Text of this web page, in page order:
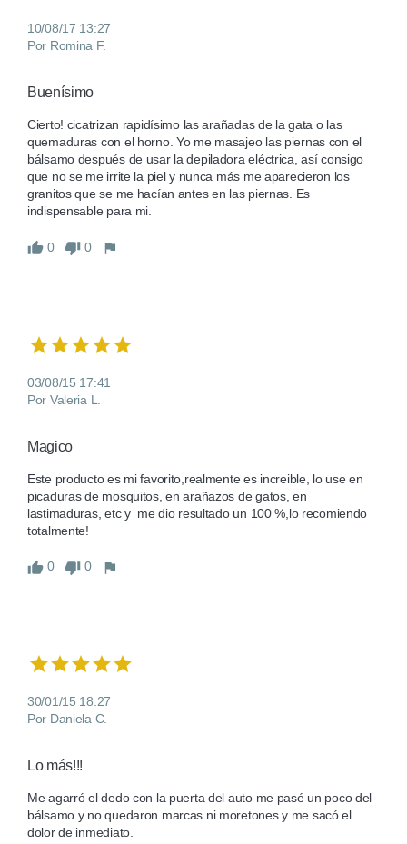
10/08/17 13:27
Por Romina F.
Buenísimo
Cierto! cicatrizan rapidísimo las arañadas de la gata o las
quemaduras con el horno. Yo me masajeo las piernas con el
bálsamo después de usar la depiladora eléctrica, así consigo
que no se me irrite la piel y nunca más me aparecieron los
granitos que se me hacían antes en las piernas. Es
indispensable para mi.
0 0
03/08/15 17:41
Por Valeria L.
Magico
Este producto es mi favorito,realmente es increible, lo use en
picaduras de mosquitos, en arañazos de gatos, en
lastimaduras, etc y  me dio resultado un 100 %,lo recomiendo
totalmente!
0 0
30/01/15 18:27
Por Daniela C.
Lo más!!!
Me agarró el dedo con la puerta del auto me pasé un poco del
bálsamo y no quedaron marcas ni moretones y me sacó el
dolor de inmediato.